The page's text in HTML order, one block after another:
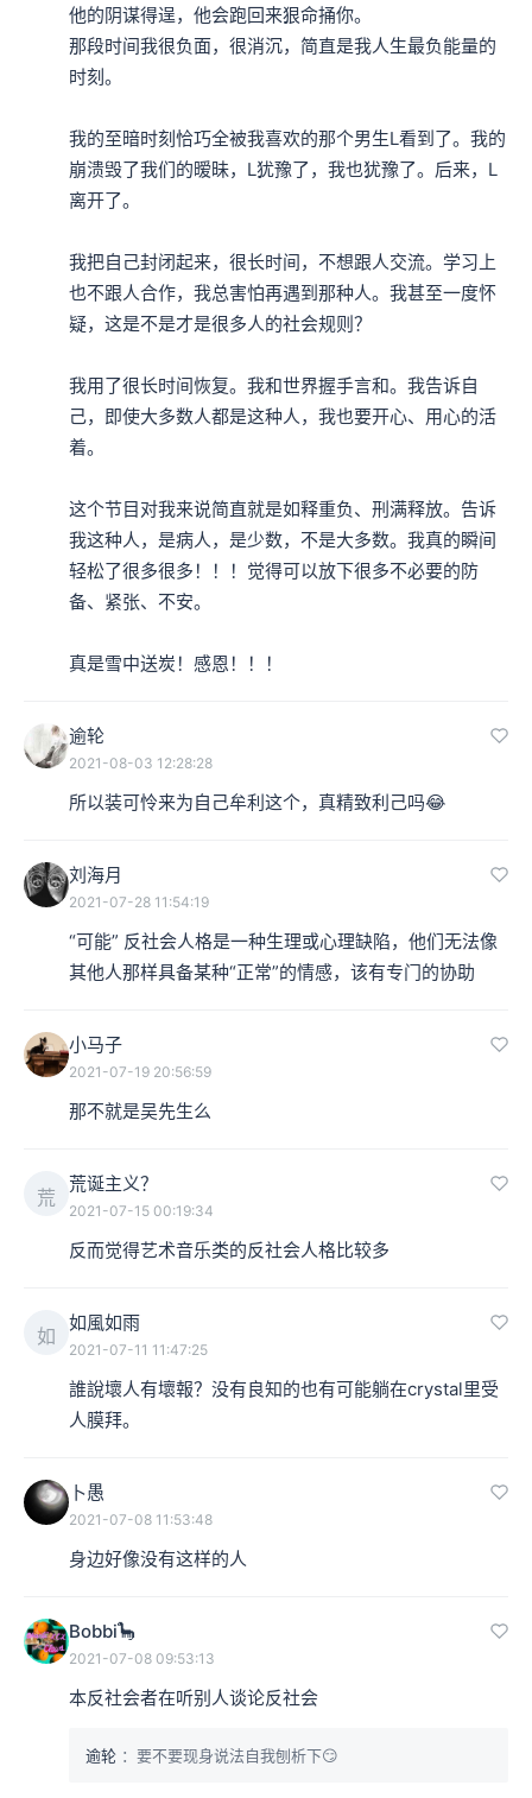
他的阴谋得逞，他会跑回来狠命捅你。
那段时间我很负面，很消沉，简直是我人生最负能量的
时刻。
我的至暗时刻恰巧全被我喜欢的那个男生L看到了。我的
崩溃毁了我们的暧昧，L犹豫了，我也犹豫了。后来，L
离开了。
我把自己封闭起来，很长时间，不想跟人交流。学习上
也不跟人合作，我总害怕再遇到那种人。我甚至一度怀
疑，这是不是才是很多人的社会规则？
我用了很长时间恢复。我和世界握手言和。我告诉自
己，即使大多数人都是这种人，我也要开心、用心的活
着。
这个节目对我来说简直就是如释重负、刑满释放。告诉
我这种人，是病人，是少数，不是大多数。我真的瞬间
轻松了很多很多！！！觉得可以放下很多不必要的防
备、紧张、不安。
真是雪中送炭！感恩！！！
逾轮
2021-08-03 12:28:28
所以装可怜来为自己牟利这个，真精致利己吗😂
刘海月
2021-07-28 11:54:19
“可能” 反社会人格是一种生理或心理缺陷，他们无法像
其他人那样具备某种“正常”的情感，该有专门的协助
小马子
2021-07-19 20:56:59
那不就是吴先生么
荒
荒诞主义？
2021-07-15 00:19:34
反而觉得艺术音乐类的反社会人格比较多
如
如風如雨
2021-07-11 11:47:25
誰說壞人有壞報？没有良知的也有可能躺在crystal里受
人膜拜。
卜愚
2021-07-08 11:53:48
身边好像没有这样的人
Bobbi🦕
2021-07-08 09:53:13
本反社会者在听别人谈论反社会
逾轮 ：要不要现身说法自我刨析下😏